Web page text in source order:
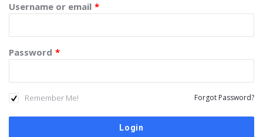
Username or email *
Password *
Remember Me! Forgot Password?